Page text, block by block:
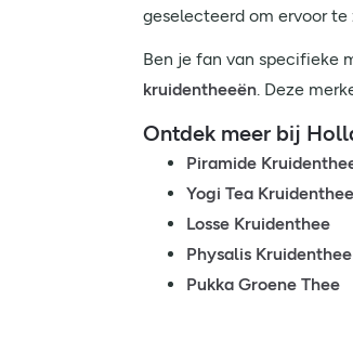
geselecteerd om ervoor
Ben je fan van specifieke
kruidentheeën. Deze
Ontdek meer bij
Piramide
Yogi Tea Kruidenthee
Losse Kruidenthee
Physalis Kruidenthee
Pukka Groene Thee